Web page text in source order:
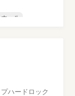
ール
プハードロック